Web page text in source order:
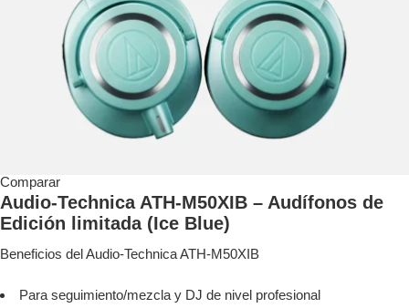
Comparar
Audio-Technica ATH-M50XIB – Audífonos de
Edición limitada (Ice Blue)
Beneficios del Audio-Technica ATH-M50XIB
Para seguimiento/mezcla y DJ de nivel profesional